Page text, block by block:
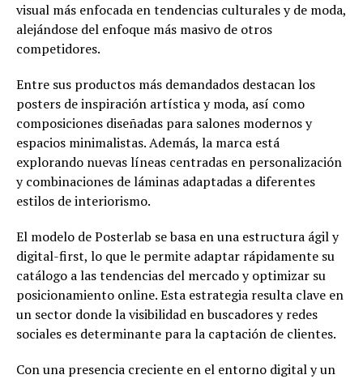
visual más enfocada en tendencias culturales y de moda,
alejándose del enfoque más masivo de otros
competidores.
Entre sus productos más demandados destacan los
posters de inspiración artística y moda, así como
composiciones diseñadas para salones modernos y
espacios minimalistas. Además, la marca está
explorando nuevas líneas centradas en personalización
y combinaciones de láminas adaptadas a diferentes
estilos de interiorismo.
El modelo de Posterlab se basa en una estructura ágil y
digital-first, lo que le permite adaptar rápidamente su
catálogo a las tendencias del mercado y optimizar su
posicionamiento online. Esta estrategia resulta clave en
un sector donde la visibilidad en buscadores y redes
sociales es determinante para la captación de clientes.
Con una presencia creciente en el entorno digital y un